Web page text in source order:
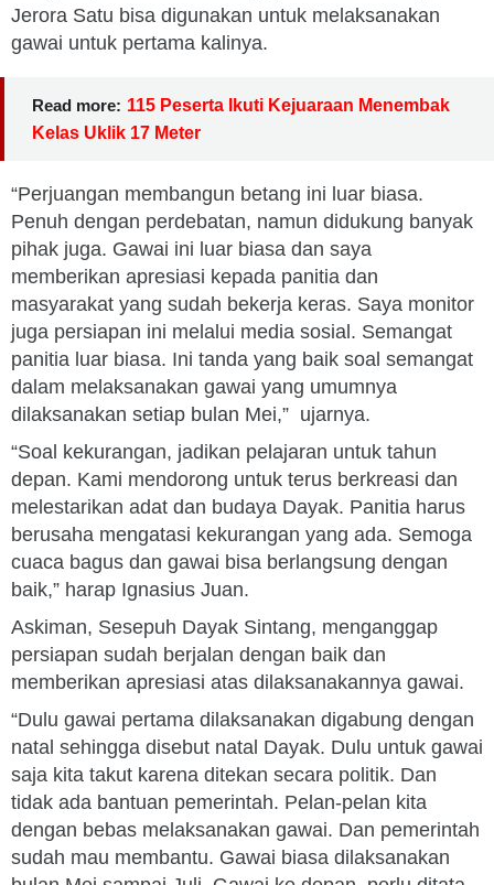
Jerora Satu bisa digunakan untuk melaksanakan
gawai untuk pertama kalinya.
Read more: 115 Peserta Ikuti Kejuaraan Menembak
Kelas Uklik 17 Meter
“Perjuangan membangun betang ini luar biasa.
Penuh dengan perdebatan, namun didukung banyak
pihak juga. Gawai ini luar biasa dan saya
memberikan apresiasi kepada panitia dan
masyarakat yang sudah bekerja keras. Saya monitor
juga persiapan ini melalui media sosial. Semangat
panitia luar biasa. Ini tanda yang baik soal semangat
dalam melaksanakan gawai yang umumnya
dilaksanakan setiap bulan Mei,” ujarnya.
“Soal kekurangan, jadikan pelajaran untuk tahun
depan. Kami mendorong untuk terus berkreasi dan
melestarikan adat dan budaya Dayak. Panitia harus
berusaha mengatasi kekurangan yang ada. Semoga
cuaca bagus dan gawai bisa berlangsung dengan
baik,” harap Ignasius Juan.
Askiman, Sesepuh Dayak Sintang, menganggap
persiapan sudah berjalan dengan baik dan
memberikan apresiasi atas dilaksanakannya gawai.
“Dulu gawai pertama dilaksanakan digabung dengan
natal sehingga disebut natal Dayak. Dulu untuk gawai
saja kita takut karena ditekan secara politik. Dan
tidak ada bantuan pemerintah. Pelan-pelan kita
dengan bebas melaksanakan gawai. Dan pemerintah
sudah mau membantu. Gawai biasa dilaksanakan